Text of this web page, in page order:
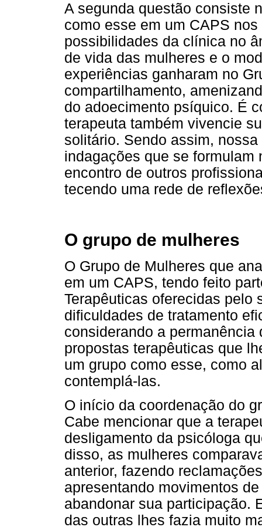
A segunda questão consiste
como esse em um CAPS
possibilidades da clínica no
de vida das mulheres e o
experiências ganharam no
compartilhamento,
do adoecimento psíquico. É
terapeuta também vivencie
solitário. Sendo assim,
indagações que se formulam
encontro de outros
tecendo uma rede de
O grupo de mulheres
O Grupo de Mulheres que
em um CAPS, tendo feito
Terapêuticas oferecidas pelo
dificuldades de tratamento
considerando a
propostas terapêuticas que
um grupo como esse, como
contemplá-las.
O início da coordenação do
Cabe mencionar que a
desligamento da psicóloga
disso, as mulheres
anterior, fazendo
apresentando movimentos
abandonar sua participação.
das outras lhes fazia muito